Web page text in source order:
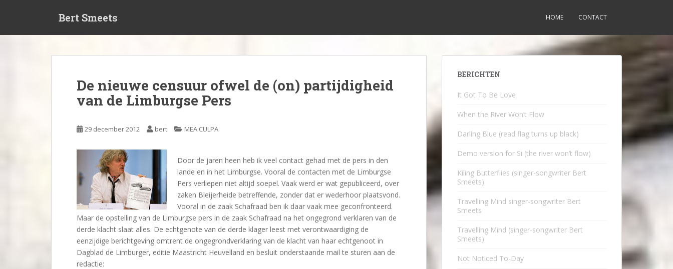
Bert Smeets HOME CONTACT
De nieuwe censuur ofwel de (on) partijdigheid
van de Limburgse Pers
29 december 2012 bert MEA CULPA
Door de jaren heen heb ik veel contact gehad met de pers in den
lande en in het Limburgse. Vooral de contacten met de Limburgse
Pers verliepen niet altijd soepel. Vaak werd er wat gepubliceerd, over
zaken Bleijerheide betreffende, zonder dat er wederhoor plaatsvond.
Vooral in de zaak Schafraad ben ik daar vaak mee geconfronteerd.
Maar de opstelling van de Limburgse pers in de zaak Schafraad na het ongegrond verklaren van de
derde klacht slaat alles. De echtgenote van de derde klager leest met verontwaardiging de
eenzijdige berichtgeving omtrent de ongegrondverklaring van de klacht van haar echtgenoot in
Dagblad de Limburger, editie Maastricht Heuvelland en besluit onderstaande mail te sturen aan de
redactie:
BERICHTEN
It Got To Be Love
When the River Won’t Flow
Darling Blue (read flag turns up black)
Demo version for Si (the river won’t flow)
Kiling Butterflies (singer-songwriter Bert
Smeets)
Travelling Mind singer-songwriter Bert
Smeets
Travelling Mind (singer-songwriter Bert
Smeets)
Not Noticed To-Day